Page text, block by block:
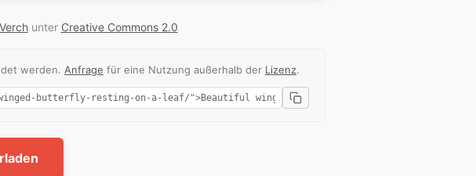
unter Creative Commons 2.0
werden. Anfrage für eine Nutzung außerhalb der Lizenz.